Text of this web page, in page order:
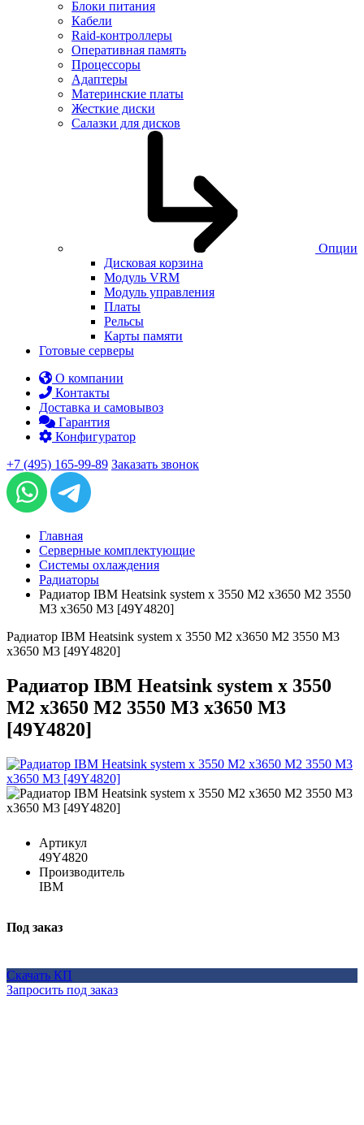
Блоки питания
Кабели
Raid-контроллеры
Оперативная память
Процессоры
Адаптеры
Материнские платы
Жесткие диски
Салазки для дисков
Опции
Дисковая корзина
Модуль VRM
Модуль управления
Платы
Рельсы
Карты памяти
Готовые серверы
О компании
Контакты
Доставка и самовывоз
Гарантия
Конфигуратор
+7 (495) 165-99-89 Заказать звонок
Главная
Серверные комплектующие
Системы охлаждения
Радиаторы
Радиатор IBM Heatsink system x 3550 M2 x3650 M2 3550
M3 x3650 M3 [49Y4820]
Радиатор IBM Heatsink system x 3550 M2 x3650 M2 3550 M3
x3650 M3 [49Y4820]
Радиатор IBM Heatsink system x 3550
M2 x3650 M2 3550 M3 x3650 M3
[49Y4820]
Артикул
49Y4820
Производитель
IBM
Под заказ
Скачать КП
Запросить под заказ